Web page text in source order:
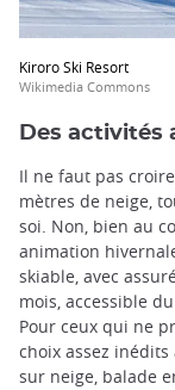
Kiroro Ski Resort
Wikimedia Commons
Des activités
Il ne faut pas croire
mètres de neige,
soi. Non, bien au
animation
skiable, avec
mois, accessible
Pour ceux qui ne
choix assez
sur neige, balade